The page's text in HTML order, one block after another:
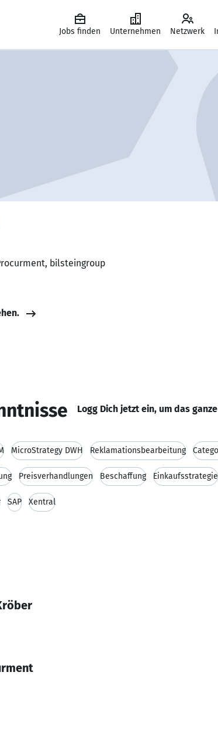
Jobs finden Unternehmen Netzwerk
bilsteingroup
Logg Dich jetzt ein, um das
MicroStrategy DWH Reklamationsbearbeitung
Preisverhandlungen Beschaffung Einkaufsstrategie
SAP Xentral